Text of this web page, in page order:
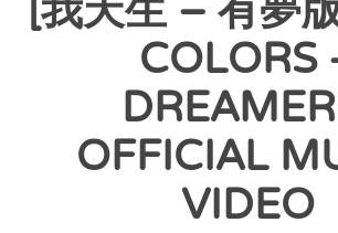
[我天生 – 有夢
COLORS
OFFICIAL
VIDEO